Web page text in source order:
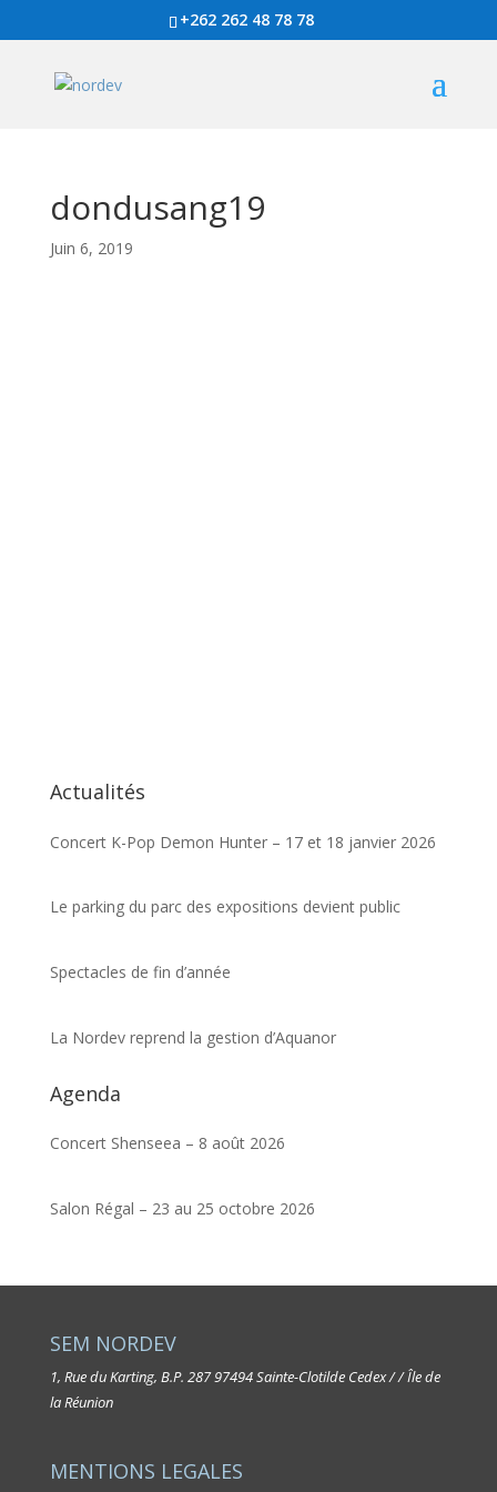
+262 262 48 78 78
dondusang19
Juin 6, 2019
Actualités
Concert K-Pop Demon Hunter – 17 et 18 janvier 2026
Le parking du parc des expositions devient public
Spectacles de fin d’année
La Nordev reprend la gestion d’Aquanor
Agenda
Concert Shenseea – 8 août 2026
Salon Régal – 23 au 25 octobre 2026
SEM NORDEV
1, Rue du Karting, B.P. 28797494 Sainte-Clotilde Cedex / / Île de
la Réunion
MENTIONS LEGALES